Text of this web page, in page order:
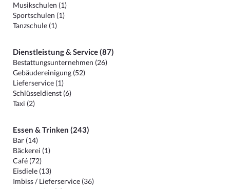
Musikschulen (1)
Sportschulen (1)
Tanzschule (1)
Dienstleistung & Service (87)
Bestattungsunternehmen (26)
Gebäudereinigung (52)
Lieferservice (1)
Schlüsseldienst (6)
Taxi (2)
Essen & Trinken (243)
Bar (14)
Bäckerei (1)
Café (72)
Eisdiele (13)
Imbiss / Lieferservice (36)